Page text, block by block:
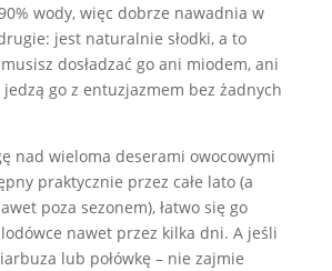
wody, więc dobrze nawadnia w
jest naturalnie słodki, a to
dosładzać go ani miodem, ani
go z entuzjazmem bez żadnych
nad wieloma deserami owocowymi
praktycznie przez całe lato (a
poza sezonem), łatwo się go
nawet przez kilka dni. A jeśli
lub połówkę – nie zajmie